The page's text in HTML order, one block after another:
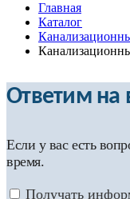
Главная
Каталог
Ответим на
Если у вас есть
время.
Получать